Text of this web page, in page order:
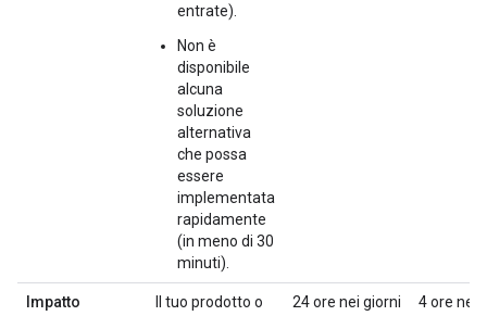
entrate).
Non è
disponibile
alcuna
soluzione
alternativa
che possa
essere
implementata
rapidamente
(in meno di 30
minuti).
Impatto
Il tuo prodotto o
24 ore nei giorni
4 ore nei